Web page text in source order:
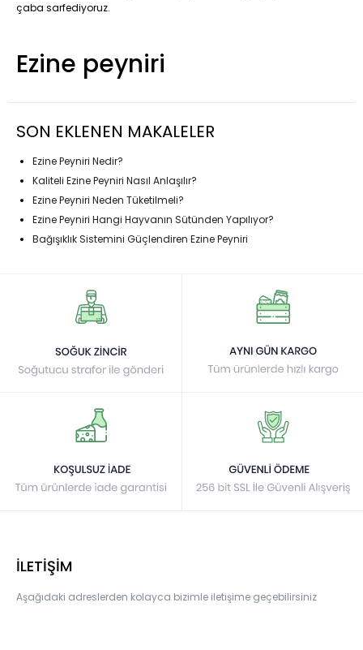
SON EKLENEN MAKALELER
Ezine Peyniri Nedir?
Kaliteli Ezine Peyniri Nasıl Anlaşılır?
Ezine Peyniri Neden Tüketilmeli?
Ezine Peyniri Hangi Hayvanın Sütünden Yapılıyor?
Bağışıklık Sistemini Güçlendiren Ezine Peyniri
çaba sarfediyoruz.
Ezine peyniri
İLETİŞİM
Aşağıdaki adreslerden kolayca bizimle iletişime geçebilirsiniz